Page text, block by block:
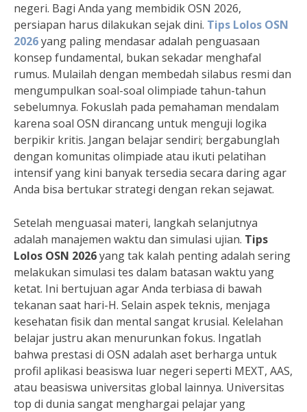
negeri. Bagi Anda yang membidik OSN 2026,
persiapan harus dilakukan sejak dini. Tips Lolos OSN
2026yang paling mendasar adalah penguasaan
konsep fundamental, bukan sekadar menghafal
rumus. Mulailah dengan membedah silabus resmi dan
mengumpulkan soal-soal olimpiade tahun-tahun
sebelumnya. Fokuslah pada pemahaman mendalam
karena soal OSN dirancang untuk menguji logika
berpikir kritis. Jangan belajar sendiri; bergabunglah
dengan komunitas olimpiade atau ikuti pelatihan
intensif yang kini banyak tersedia secara daring agar
Anda bisa bertukar strategi dengan rekan sejawat.
Setelah menguasai materi, langkah selanjutnya
adalah manajemen waktu dan simulasi ujian. Tips
Lolos OSN 2026yang tak kalah penting adalah sering
melakukan simulasi tes dalam batasan waktu yang
ketat. Ini bertujuan agar Anda terbiasa di bawah
tekanan saat hari-H. Selain aspek teknis, menjaga
kesehatan fisik dan mental sangat krusial. Kelelahan
belajar justru akan menurunkan fokus. Ingatlah
bahwa prestasi di OSN adalah aset berharga untuk
profil aplikasi beasiswa luar negeri seperti MEXT, AAS,
atau beasiswa universitas global lainnya. Universitas
top di dunia sangat menghargai pelajar yang